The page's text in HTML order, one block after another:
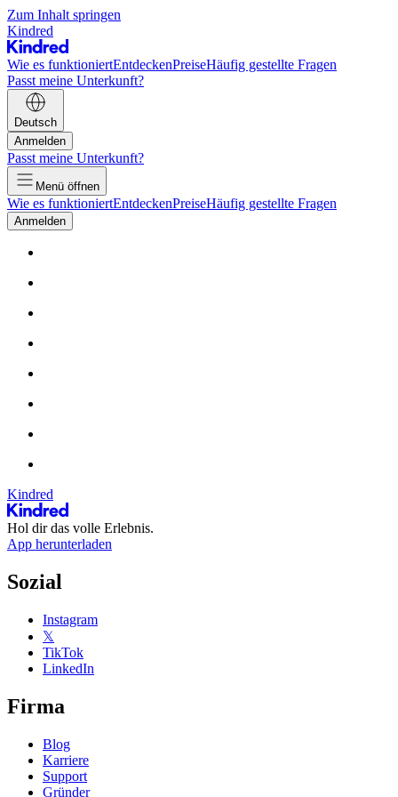
Zum Inhalt springen
Kindred
Wie es funktioniertEntdeckenPreiseHäufig gestellte Fragen
Passt meine Unterkunft?
Deutsch
Anmelden
Passt meine Unterkunft?
Menü öffnen
Wie es funktioniertEntdeckenPreiseHäufig gestellte Fragen
Anmelden
Kindred
Hol dir das volle Erlebnis.
App herunterladen
Sozial
Instagram
𝕏
TikTok
LinkedIn
Firma
Blog
Karriere
Support
Gründer